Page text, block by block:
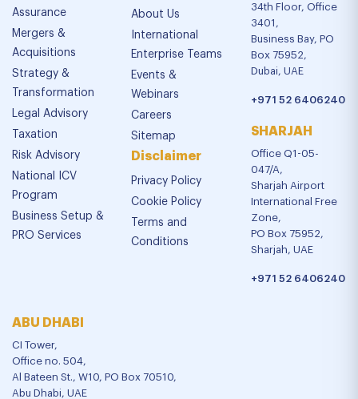
Assurance
Mergers &
Acquisitions
Strategy &
Transformation
Legal Advisory
Taxation
Risk Advisory
National ICV
Program
Business Setup &
PRO Services
About Us
International
Enterprise Teams
Events &
Webinars
Careers
Sitemap
Disclaimer
Privacy Policy
Cookie Policy
Terms and
Conditions
34th Floor, Office
3401,
Business Bay, PO
Box 75952,
Dubai, UAE
+971 52 6406240
SHARJAH
Office Q1-05-
047/A,
Sharjah Airport
International Free
Zone,
PO Box 75952,
Sharjah, UAE
+971 52 6406240
ABU DHABI
CI Tower,
Office no. 504,
Al Bateen St., W10, PO Box 70510,
Abu Dhabi, UAE